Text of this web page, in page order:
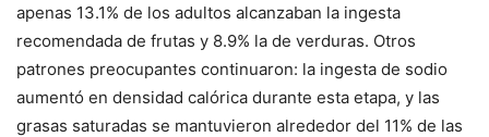
apenas 13.1% de los adultos alcanzaban la ingesta
recomendada de frutas y 8.9% la de verduras. Otros
patrones preocupantes continuaron: la ingesta de sodio
aumentó en densidad calórica durante esta etapa, y las
grasas saturadas se mantuvieron alrededor del 11% de las